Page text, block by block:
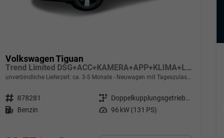
Volkswagen Tiguan
Trend Limited DSG+ACC+KAMERA+APP+KLIMA+LED+17" LM
unverbindliche Lieferzeit: ca. 3-5 Monate Neuwagen mit Tageszulassung
Fahrzeugnr. 878281 Getriebe
Doppelkupplungsgetriebe (DSG)
Kraftstoff Benzin Leistung 96 kW (131 PS)